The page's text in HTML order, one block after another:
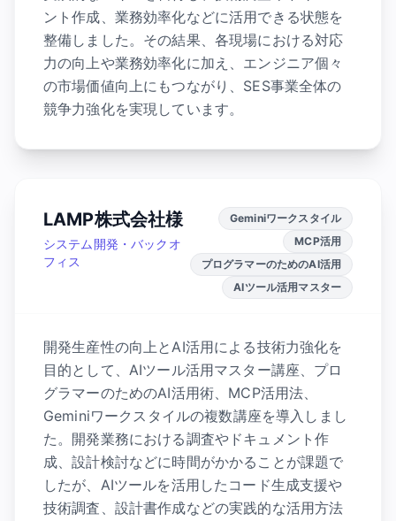
ント作成、業務効率化などに活用できる状態を
整備しました。その結果、各現場における対応
力の向上や業務効率化に加え、エンジニア個々
の市場価値向上にもつながり、SES事業全体の
競争力強化を実現しています。
LAMP株式会社様
システム開発・バックオ
フィス
Geminiワークスタイル
MCP活用
プログラマーのためのAI活用
AIツール活用マスター
開発生産性の向上とAI活用による技術力強化を
目的として、AIツール活用マスター講座、プロ
グラマーのためのAI活用術、MCP活用法、
Geminiワークスタイルの複数講座を導入しまし
た。開発業務における調査やドキュメント作
成、設計検討などに時間がかかることが課題で
したが、AIツールを活用したコード生成支援や
技術調査、設計書作成などの実践的な活用方法